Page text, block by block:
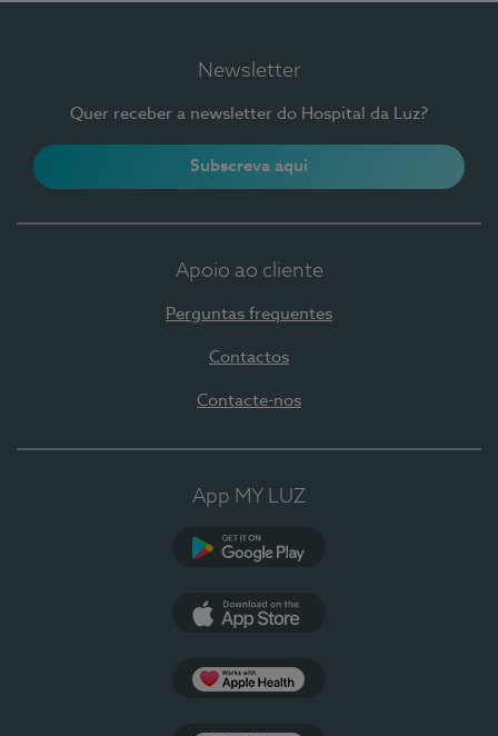
Newsletter
Quer receber a newsletter do Hospital da Luz?
Subscreva aqui
Apoio ao cliente
Perguntas frequentes
Contactos
Contacte-nos
App MY LUZ